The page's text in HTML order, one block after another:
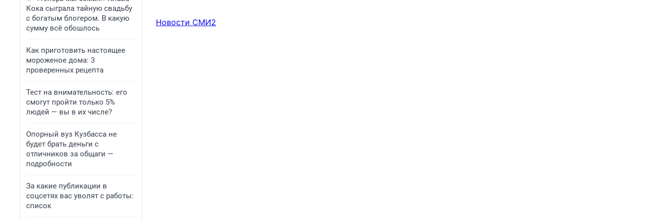
Кока сыграла тайную свадьбу
с богатым блогером. В какую
сумму всё обошлось
Как приготовить настоящее
мороженое дома: 3
проверенных рецепта
Тест на внимательность: его
смогут пройти только 5%
людей — вы в их числе?
Опорный вуз Кузбасса не
будет брать деньги с
отличников за общаги —
подробности
За какие публикации в
соцсетях вас уволят с работы:
список
Новости СМИ2